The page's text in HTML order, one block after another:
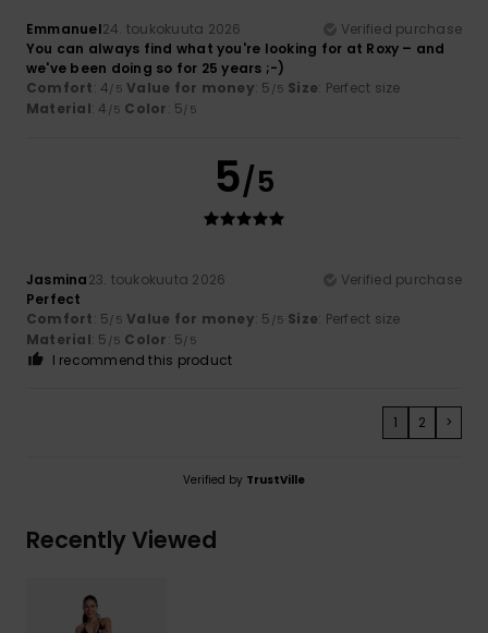
Emmanuel24. toukokuuta 2026
Verified purchase
You can always find what you're looking for at Roxy – and
we've been doing so for 25 years ;-)
Comfort: 4/5 Value for money: 5 /5 Size: Perfect size
Material: 4 /5 Color: 5/5
5/5
Jasmina23. toukokuuta 2026
Verified purchase
Perfect
Comfort: 5/5 Value for money: 5 /5 Size: Perfect size
Material: 5 /5 Color: 5/5
I recommend this product
1 2 >
Verified by TrustVille
Recently Viewed